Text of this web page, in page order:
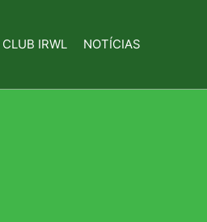
CLUB IRWL NOTÍCIAS